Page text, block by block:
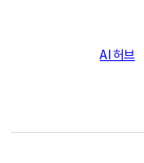
AI 허브